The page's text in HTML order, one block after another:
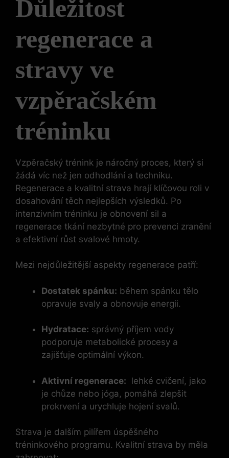
Důležitost‌
regenerace a
stravy ve
vzpěračském
tréninku
Vzpěračský trénink je ⁣náročný proces, který‍ si
žádá víc než jen odhodlání a techniku.
Regenerace a kvalitní strava hrají klíčovou roli ⁤v
dosahování těch nejlepších výsledků. Po
⁤intenzivním tréninku je ‍obnovení sil​ a⁣
regenerace tkání nezbytné pro prevenci ​zranění
a efektivní růst svalové⁣ hmoty.
Mezi nejdůležitější aspekty regenerace patří:
Dostatek spánku: během spánku tělo
opravuje svaly a obnovuje energii.
Hydratace: správný příjem vody
podporuje metabolické⁢ procesy ⁢a
zajišťuje ⁢optimální výkon.
Aktivní regenerace: ⁣ lehké cvičení, jako
je chůze nebo ‍jóga, pomáhá zlepšit
prokrvení ‍a urychluje hojení svalů.
Strava je dalším pilířem úspěšného
tréninkového programu. Kvalitní strava by měla